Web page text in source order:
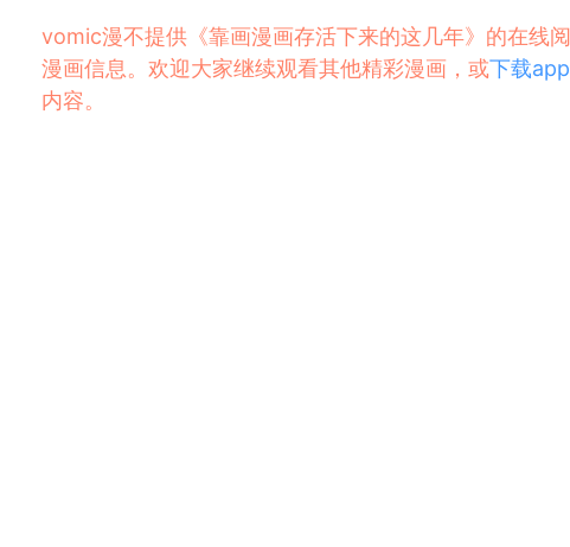
vomic漫不提供《靠画漫画存活下来的这几年》的在线
漫画信息。欢迎大家继续观看其他精彩漫画，或下载app
内容。